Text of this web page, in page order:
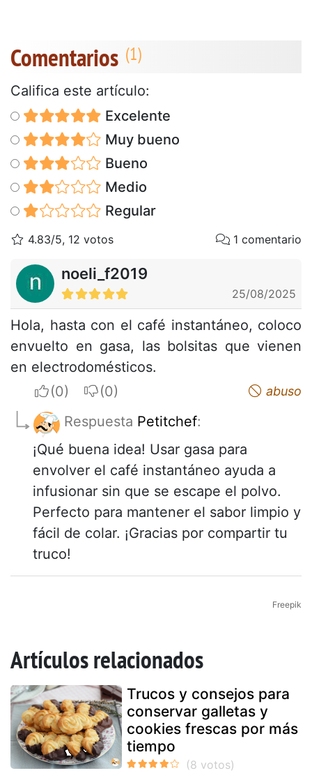
Comentarios
Califica este artículo:
Excelente
Muy bueno
Bueno
Medio
Regular
4.83/5, 12 votos 1 comentario
noeli_f2019
25/08/2025
Hola, hasta con el café instantáneo, coloco
envuelto en gasa, las bolsitas que vienen
en electrodomésticos.
I apreciateI do not appreciate abuso
Respuesta Petitchef:
¡Qué buena idea! Usar gasa para
envolver el café instantáneo ayuda a
infusionar sin que se escape el polvo.
Perfecto para mantener el sabor limpio y
fácil de colar. ¡Gracias por compartir tu
truco!
Freepik
Artículos relacionados
Trucos y consejos para
conservar galletas y
cookies frescas por más
tiempo